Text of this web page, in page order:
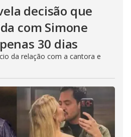
decisão que
com Simone
30 dias
da relação com a cantora e